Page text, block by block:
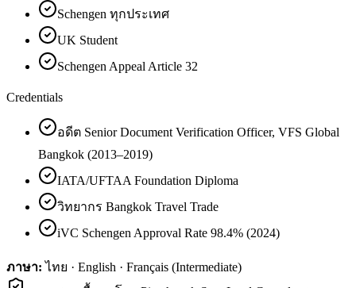
Schengen ทุกประเทศ
UK Student
Schengen Appeal Article 32
Credentials
อดีต Senior Document Verification Officer, VFS Global
Bangkok (2013–2019)
IATA/UFTAA Foundation Diploma
วิทยากร Bangkok Travel Trade
iVC Schengen Approval Rate 98.4% (2024)
ภาษา: ไทย · English · Français (Intermediate)